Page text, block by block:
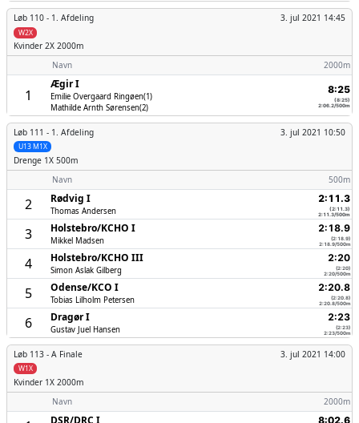
Løb 110 - 1. Afdeling 3. jul 2021 14:45
W2X
Kvinder 2X 2000m
Navn
2000m
1
Ægir I
Emilie Overgaard Ringøen(1)
Mathilde Arnth Sørensen(2)
8:25
(8:25)
2:06.2/500m
Løb 111 - 1. Afdeling 3. jul 2021 10:50
U13 M1X
Drenge 1X 500m
Navn
500m
2 Rødvig I
Thomas Andersen
2:11.3
(2:11.3)
2:11.3/500m
3 Holstebro/­KCHO I
Mikkel Madsen
2:18.9
(2:18.9)
2:18.9/500m
4 Holstebro/­KCHO III
Simon Aslak Gilberg
2:20
(2:20)
2:20/500m
5 Odense/­KCO I
Tobias Lilholm Petersen
2:20.8
(2:20.8)
2:20.8/500m
6 Dragør I
Gustav Juel Hansen
2:23
(2:23)
2:23/500m
Løb 113 - A Finale 3. jul 2021 14:00
W1X
Kvinder 1X 2000m
Navn
2000m
DSR/­DRC I 8:02.6